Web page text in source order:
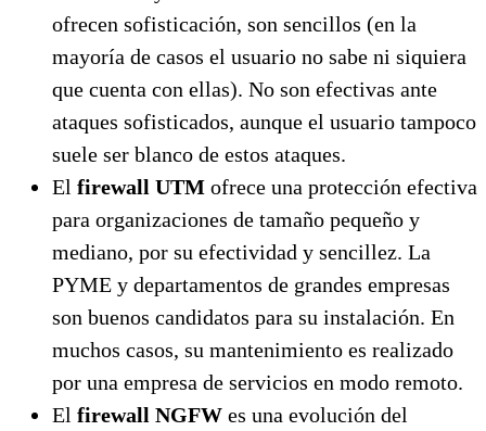
ofrecen sofisticación, son sencillos (en la
mayoría de casos el usuario no sabe ni siquiera
que cuenta con ellas). No son efectivas ante
ataques sofisticados, aunque el usuario tampoco
suele ser blanco de estos ataques.
El firewall UTM ofrece una protección efectiva
para organizaciones de tamaño pequeño y
mediano, por su efectividad y sencillez. La
PYME y departamentos de grandes empresas
son buenos candidatos para su instalación. En
muchos casos, su mantenimiento es realizado
por una empresa de servicios en modo remoto.
El firewall NGFW es una evolución del